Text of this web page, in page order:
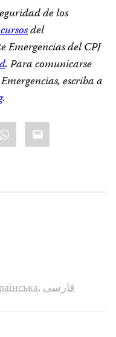
de los
del
Emergencias del CPJ
. Para comunicarse
escriba a
.
Email
, فارسی